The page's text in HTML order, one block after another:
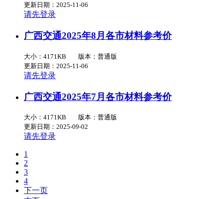
更新日期：2025-11-06
请先登录
广西交通2025年8月各市材料参考价
大小：4171KB
版本：普通版
更新日期：2025-11-06
请先登录
广西交通2025年7月各市材料参考价
大小：4171KB
版本：普通版
更新日期：2025-09-02
请先登录
1
2
3
4
下一页